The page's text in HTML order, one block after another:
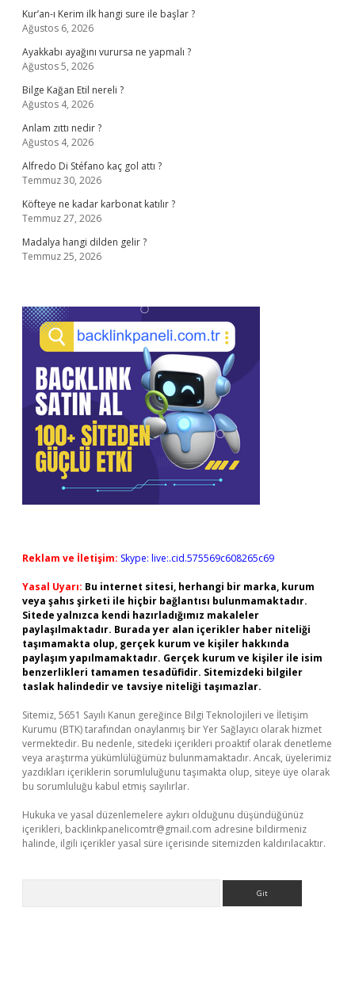
Kur’an-ı Kerim ilk hangi sure ile başlar ?
Ağustos 6, 2026
Ayakkabı ayağını vurursa ne yapmalı ?
Ağustos 5, 2026
Bilge Kağan Etil nereli ?
Ağustos 4, 2026
Anlam zıttı nedir ?
Ağustos 4, 2026
Alfredo Di Stéfano kaç gol attı ?
Temmuz 30, 2026
Köfteye ne kadar karbonat katılır ?
Temmuz 27, 2026
Madalya hangi dilden gelir ?
Temmuz 25, 2026
Reklam ve İletişim: Skype: live:.cid.575569c608265c69
Yasal Uyarı: Bu internet sitesi, herhangi bir marka, kurum
veya şahıs şirketi ile hiçbir bağlantısı bulunmamaktadır.
Sitede yalnızca kendi hazırladığımız makaleler
paylaşılmaktadır. Burada yer alan içerikler haber niteliği
taşımamakta olup, gerçek kurum ve kişiler hakkında
paylaşım yapılmamaktadır. Gerçek kurum ve kişiler ile isim
benzerlikleri tamamen tesadüfidir. Sitemizdeki bilgiler
taslak halindedir ve tavsiye niteliği taşımazlar.
Sitemiz, 5651 Sayılı Kanun gereğince Bilgi Teknolojileri ve İletişim
Kurumu (BTK) tarafından onaylanmış bir Yer Sağlayıcı olarak hizmet
vermektedir. Bu nedenle, sitedeki içerikleri proaktif olarak denetleme
veya araştırma yükümlülüğümüz bulunmamaktadır. Ancak, üyelerimiz
yazdıkları içeriklerin sorumluluğunu taşımakta olup, siteye üye olarak
bu sorumluluğu kabul etmiş sayılırlar.
Hukuka ve yasal düzenlemelere aykırı olduğunu düşündüğünüz
içerikleri, backlinkpanelicomtr@gmail.com adresine bildirmeniz
halinde, ilgili içerikler yasal süre içerisinde sitemizden kaldırılacaktır.